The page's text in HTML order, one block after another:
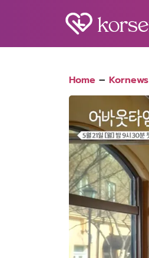
Home – Kornews